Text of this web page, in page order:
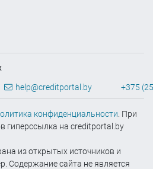
help@creditportal.by +375
конфиденциальности . При
гиперссылка на creditportal.by
из открытых источников и
Содержание сайта не является